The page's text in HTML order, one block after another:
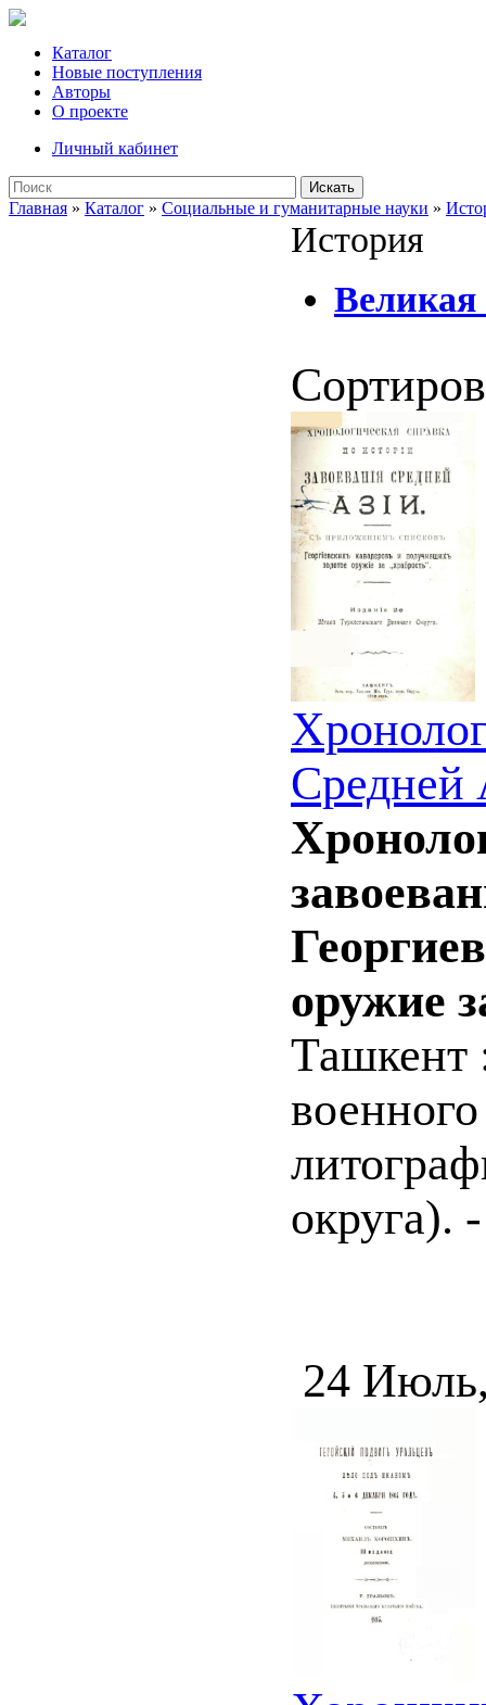
Каталог
Новые поступления
Авторы
О проекте
Личный кабинет
Искать
Главная » Каталог » Социальные и гуманитарные науки »
История
Великая
Средней
оружие
Ташкент
округа).
24